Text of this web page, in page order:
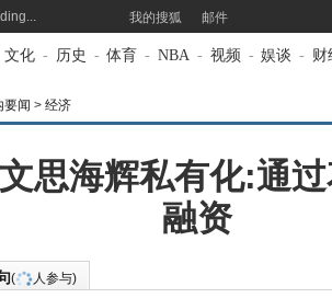
我的搜狐 邮件
文化 - 历史 - 体育 - NBA - 视频 - 娱谈 - 财
要闻 > 经济
思海辉私有化:通
融资
( 人参与)